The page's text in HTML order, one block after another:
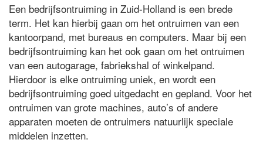
Een bedrijfsontruiming in Zuid-Holland is een brede
term. Het kan hierbij gaan om het ontruimen van een
kantoorpand, met bureaus en computers. Maar bij een
bedrijfsontruiming kan het ook gaan om het ontruimen
van een autogarage, fabriekshal of winkelpand.
Hierdoor is elke ontruiming uniek, en wordt een
bedrijfsontruiming goed uitgedacht en gepland. Voor het
ontruimen van grote machines, auto’s of andere
apparaten moeten de ontruimers natuurlijk speciale
middelen inzetten.